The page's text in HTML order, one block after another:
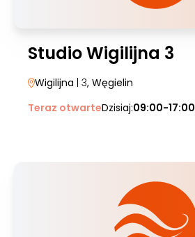
Studio Wigilijna 3
Wigilijna | 3, Węgielin
Teraz otwarteDzisiaj:09:00-17:00